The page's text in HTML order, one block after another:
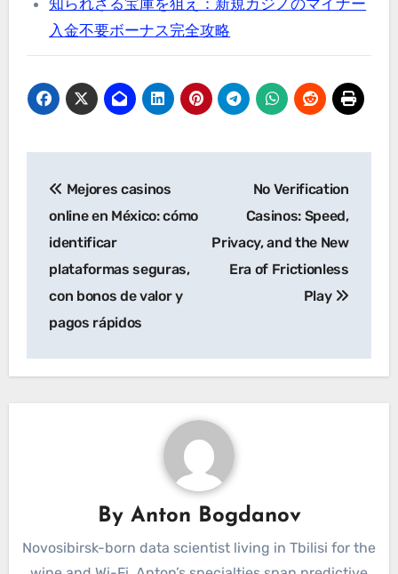
入金不要ボーナス完全攻略
navigation
Mejores casinos
online en México: cómo
identificar
plataformas seguras,
con bonos de valor y
pagos rápidos
No Verification
Casinos: Speed,
Privacy, and the New
Era of Frictionless
Play
By Anton Bogdanov
Novosibirsk-born data scientist living in Tbilisi for the